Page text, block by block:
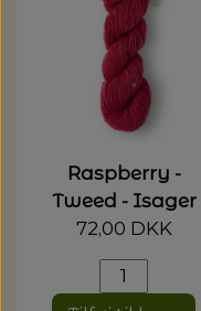
Raspberry -
Tweed - Isager
72,00 DKK